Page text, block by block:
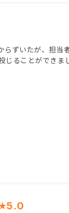
ずいたが、担当
ることができま
5.0